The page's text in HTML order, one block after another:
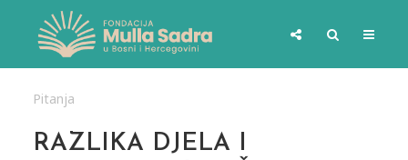
Pitanja
RAZLIKA DJELA I